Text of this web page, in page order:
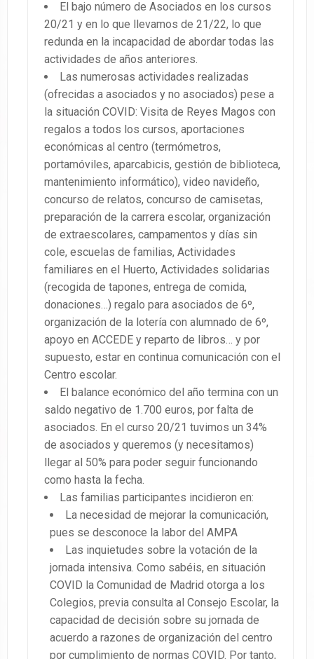
El bajo número de Asociados en los cursos
20/21 y en lo que llevamos de 21/22, lo que
redunda en la incapacidad de abordar todas las
actividades de años anteriores.
Las numerosas actividades realizadas
(ofrecidas a asociados y no asociados) pese a
la situación COVID: Visita de Reyes Magos con
regalos a todos los cursos, aportaciones
económicas al centro (termómetros,
portamóviles, aparcabicis, gestión de biblioteca,
mantenimiento informático), video navideño,
concurso de relatos, concurso de camisetas,
preparación de la carrera escolar, organización
de extraescolares, campamentos y días sin
cole, escuelas de familias, Actividades
familiares en el Huerto, Actividades solidarias
(recogida de tapones, entrega de comida,
donaciones…) regalo para asociados de 6º,
organización de la lotería con alumnado de 6º,
apoyo en ACCEDE y reparto de libros… y por
supuesto, estar en continua comunicación con el
Centro escolar.
El balance económico del año termina con un
saldo negativo de 1.700 euros, por falta de
asociados. En el curso 20/21 tuvimos un 34%
de asociados y queremos (y necesitamos)
llegar al 50% para poder seguir funcionando
como hasta la fecha.
Las familias participantes incidieron en:
La necesidad de mejorar la comunicación,
pues se desconoce la labor del AMPA
Las inquietudes sobre la votación de la
jornada intensiva. Como sabéis, en situación
COVID la Comunidad de Madrid otorga a los
Colegios, previa consulta al Consejo Escolar, la
capacidad de decisión sobre su jornada de
acuerdo a razones de organización del centro
por cumplimiento de normas COVID. Por tanto,